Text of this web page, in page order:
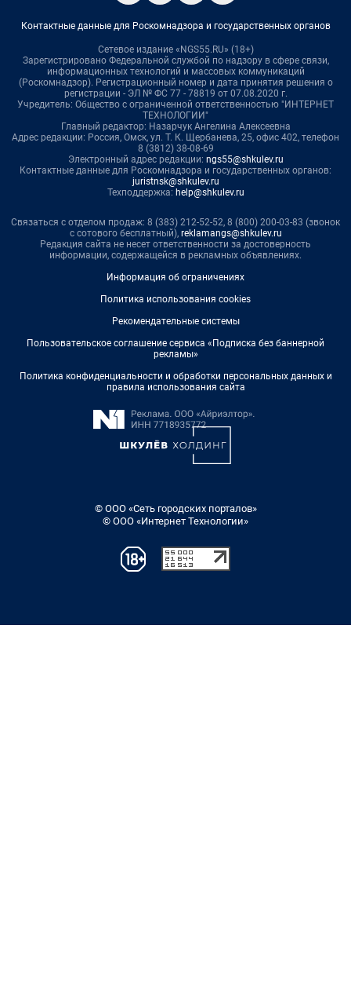
Контактные данные для Роскомнадзора и государственных органов
Сетевое издание «NGS55.RU» (18+)
Зарегистрировано Федеральной службой по надзору в сфере связи,
информационных технологий и массовых коммуникаций
(Роскомнадзор). Регистрационный номер и дата принятия решения о
регистрации - ЭЛ № ФС 77 - 78819 от 07.08.2020 г.
Учредитель: Общество с ограниченной ответственностью "ИНТЕРНЕТ
ТЕХНОЛОГИИ"
Главный редактор: Назарчук Ангелина Алексеевна
Адрес редакции: Россия, Омск, ул. Т. К. Щербанева, 25, офис 402, телефон
8 (3812) 38-08-69
Электронный адрес редакции: ngs55@shkulev.ru
Контактные данные для Роскомнадзора и государственных органов:
juristnsk@shkulev.ru
Техподдержка: help@shkulev.ru
Связаться с отделом продаж: 8 (383) 212-52-52, 8 (800) 200-03-83 (звонок
с сотового бесплатный), reklamangs@shkulev.ru
Редакция сайта не несет ответственности за достоверность
информации, содержащейся в рекламных объявлениях.
Информация об ограничениях
Политика использования cookies
Рекомендательные системы
Пользовательское соглашение сервиса «Подписка без баннерной
рекламы»
Политика конфиденциальности и обработки персональных данных и
правила использования сайта
© ООО «Сеть городских порталов»
© ООО «Интернет Технологии»